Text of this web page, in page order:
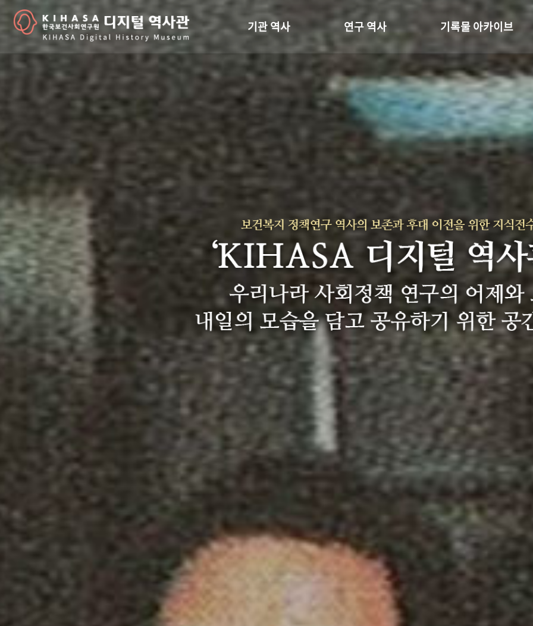
기관 역사
걸어온 길
기관 변천사
연구원 사람들
연구 역사
정책과 연구
키워드로 보는 연구 역사
연구자들
간행물 변천사
기록물 아카이브
사진 아카이브
문서 기록물
행정박물
영상 기록물